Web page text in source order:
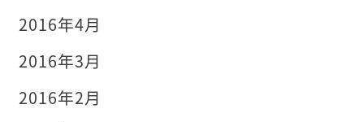
2016年4月
2016年3月
2016年2月